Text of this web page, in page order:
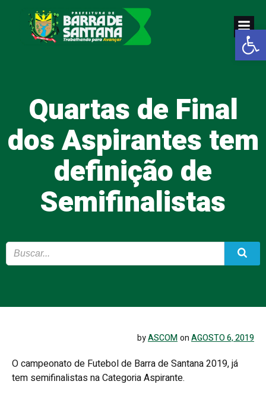
Abrir
Pular
para
o
conteúdo
Quartas de Final
dos Aspirantes tem
definição de
Semifinalistas
byASCOMonAGOSTO 6, 2019
O campeonato de Futebol de Barra de Santana 2019, já
tem semifinalistas na Categoria Aspirante.